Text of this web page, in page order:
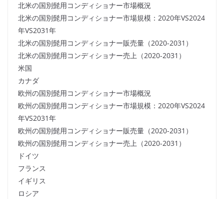
北米の国別髭用コンディショナー市場概況
北米の国別髭用コンディショナー市場規模：2020年VS2024
年VS2031年
北米の国別髭用コンディショナー販売量（2020-2031）
北米の国別髭用コンディショナー売上（2020-2031）
米国
カナダ
欧州の国別髭用コンディショナー市場概況
欧州の国別髭用コンディショナー市場規模：2020年VS2024
年VS2031年
欧州の国別髭用コンディショナー販売量（2020-2031）
欧州の国別髭用コンディショナー売上（2020-2031）
ドイツ
フランス
イギリス
ロシア